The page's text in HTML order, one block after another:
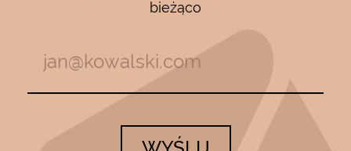
bieżąco